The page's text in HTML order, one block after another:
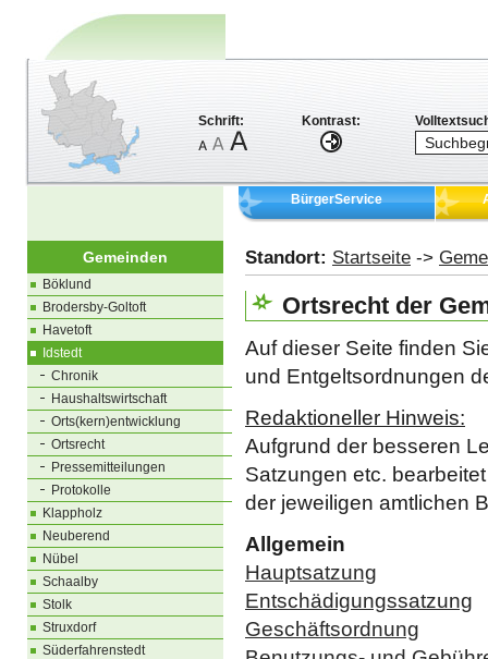
Schrift: Kontrast:
BürgerService
Gemeinden
Böklund
Brodersby-Goltoft
Havetoft
Idstedt
Chronik
Haushaltswirtschaft
Orts(kern)entwicklung
Ortsrecht
Pressemitteilungen
Protokolle
Klappholz
Neuberend
Nübel
Schaalby
Stolk
Struxdorf
Süderfahrenstedt
Standort: Startseite ->
Ortsrecht der
Auf dieser Seite finden
und Entgeltsordnungen
Redaktioneller Hinweis:
Aufgrund der besseren
Satzungen etc.
der jeweiligen amtlichen
Allgemein
Hauptsatzung
Entschädigungssatzung
Geschäftsordnung